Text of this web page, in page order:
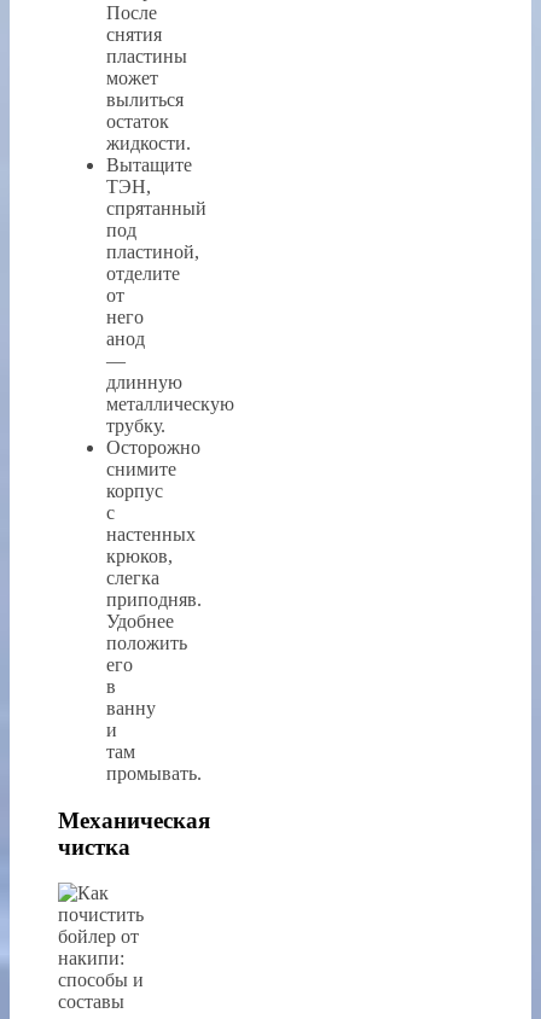
После
снятия
пластины
может
вылиться
остаток
жидкости.
Вытащите
ТЭН,
спрятанный
под
пластиной,
отделите
от
него
анод
—
длинную
металлическую
трубку.
Осторожно
снимите
корпус
с
настенных
крюков,
слегка
приподняв.
Удобнее
положить
его
в
ванну
и
там
промывать.
Механическая
чистка